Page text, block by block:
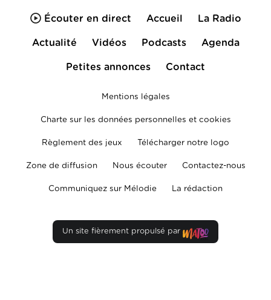
Écouter en direct Accueil La Radio
Actualité Vidéos Podcasts Agenda
Petites annonces Contact
Mentions légales
Charte sur les données personnelles et cookies
Règlement des jeux Télécharger notre logo
Zone de diffusion Nous écouter Contactez-nous
Communiquez sur Mélodie La rédaction
Un site fièrement propulsé par